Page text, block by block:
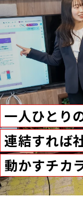
一人ひとり
連結すれば
動かすチカ